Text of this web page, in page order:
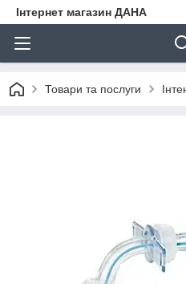
Інтернет магазин ДАНА
Товари та послуги